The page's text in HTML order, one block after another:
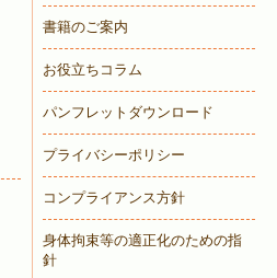
書籍のご案内
お役立ちコラム
パンフレットダウンロード
プライバシーポリシー
コンプライアンス方針
身体拘束等の適正化のための指
針